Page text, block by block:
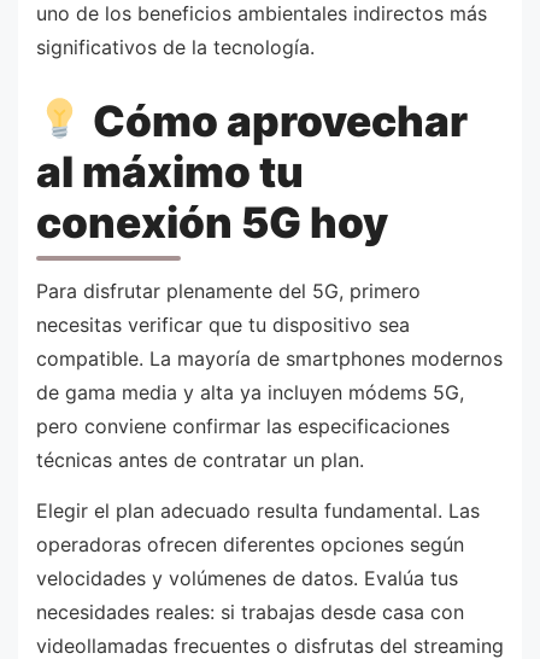
uno de los beneficios ambientales indirectos más
significativos de la tecnología.
Cómo aprovechar
al máximo tu
conexión 5G hoy
Para disfrutar plenamente del 5G, primero
necesitas verificar que tu dispositivo sea
compatible. La mayoría de smartphones modernos
de gama media y alta ya incluyen módems 5G,
pero conviene confirmar las especificaciones
técnicas antes de contratar un plan.
Elegir el plan adecuado resulta fundamental. Las
operadoras ofrecen diferentes opciones según
velocidades y volúmenes de datos. Evalúa tus
necesidades reales: si trabajas desde casa con
videollamadas frecuentes o disfrutas del streaming